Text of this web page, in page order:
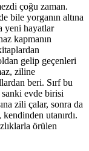
çoğu zaman.
bile yorganın altına
yeni hayatlar
kapmanın
gelip geçenleri
ziline
beri. Sırf bu
evde birisi
zili çalar, sonra da
kendinden utanırdı.
örülen